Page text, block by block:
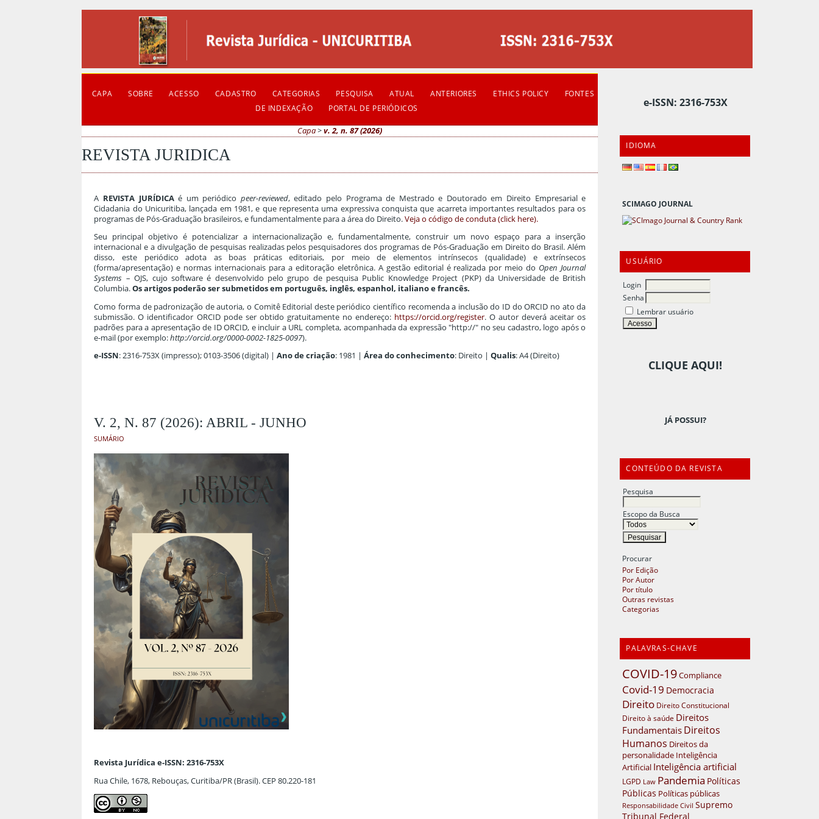
e-ISSN: 2316-753X
IDIOMA
SCIMAGO JOURNAL
USUÁRIO
Login
Senha
Lembrar usuário
CLIQUE AQUI!
JÁ POSSUI?
CONTEÚDO DA REVISTA
Pesquisa
Escopo da Busca
Procurar
Por Edição
Por Autor
Por título
COVID-19 Compliance
Covid-19Democracia
Direito
Direito Constitucional
Direitos
FundamentaisDireitos
Humanos Direitos da
personalidadeInteligência
ArtificialInteligência artificial
PandemiaPolíticas
Públicas Políticas públicas
CAPA SOBRE ACESSO CADASTRO CATEGORIAS PESQUISA ATUAL ANTERIORES ETHICS POLICY
FONTES
DE INDEXAÇÃO
PORTAL DE PERIÓDICOS
Capa>v. 2, n. 87 (2026)
REVISTA JURIDICA
A REVISTA JURÍDICAé um periódico peer-reviewed, editado pelo Programa de Mestrado e Doutorado em Direito Empresarial e
Cidadania do Unicuritiba, lançada em 1981, e que representa uma expressiva conquista que acarreta importantes resultados para os
programas de Pós-Graduação brasileiros, e fundamentalmente para a área do Direito.Veja o código de conduta (click here).
Seu principal objetivo é potencializar a internacionalização e, fundamentalmente, construir um novo espaço para a inserção
internacional e a divulgação de pesquisas realizadas pelos pesquisadores dos programas de Pós-Graduação em Direito do Brasil. Além
disso, este periódico adota as boas práticas editoriais, por meio de elementos intrínsecos (qualidade) e extrínsecos
(forma/apresentação) e normas internacionais para a editoração eletrônica. A gestão editorial é realizada por meio do Open Journal
Systems – OJS, cujo software é desenvolvido pelo grupo de pesquisa Public Knowledge Project (PKP) da Universidade de British
Columbia.Os artigos poderão ser submetidos em português, inglês, espanhol, italiano e francês.
Como forma de padronização de autoria, o Comitê Editorial deste periódico científico recomenda a inclusão do ID do ORCID no ato da
submissão. O identificador ORCID pode ser obtido gratuitamente no endereço: https://orcid.org/register. O autor deverá aceitar os
padrões para a apresentação de ID ORCID, e incluir a URL completa, acompanhada da expressão "http://" no seu cadastro, logo após o
e-mail (por exemplo:http://orcid.org/0000-0002-1825-0097).
e-ISSN: 2316-753X (impresso); 0103-3506 (digital) |Ano de criação: 1981 |Área do conhecimento: Direito |Qualis: A4 (Direito)
V. 2, N. 87 (2026): ABRIL - JUNHO
SUMÁRIO
Revista Jurídica e-ISSN: 2316-753X
Rua Chile, 1678, Rebouças, Curitiba/PR (Brasil). CEP 80.220-181